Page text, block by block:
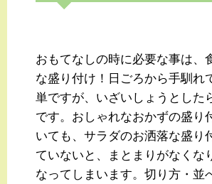
おもてなしの時に必要な事は、
な盛り付け！日ごろから手馴れ
単ですが、いざいしょうとした
です。おしゃれなおかずの盛り
いても、サラダのお洒落な盛り
ていないと、まとまりがなくな
なってしまいます。切り方・並